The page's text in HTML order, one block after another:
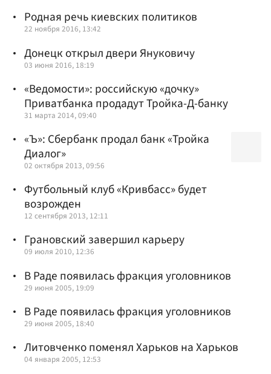
Родная речь киевских политиков
22 ноября 2016, 13:42
Донецк открыл двери Януковичу
03 июня 2016, 18:19
«Ведомости»: российскую «дочку»
Приватбанка продадут Тройка-Д-банку
31 марта 2014, 09:40
«Ъ»: Сбербанк продал банк «Тройка
Диалог»
02 октября 2013, 09:56
Футбольный клуб «Кривбасс» будет
возрожден
12 сентября 2013, 12:11
Грановский завершил карьеру
09 июля 2010, 12:36
В Раде появилась фракция уголовников
29 июня 2005, 19:09
В Раде появилась фракция уголовников
29 июня 2005, 18:40
Литовченко поменял Харьков на Харьков
04 января 2005, 12:53